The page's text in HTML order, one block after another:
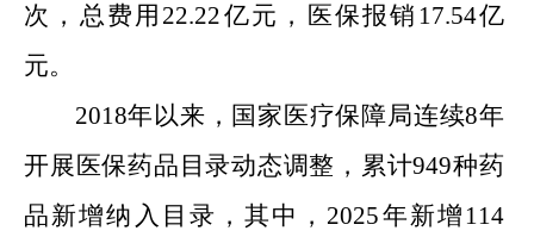
次，总费用 22.22亿元，医保报销 17.54亿
元。
2018年 以来， 国家医疗保障局连续8年
开展医保药品目录动态调整，累计949种药
品新增纳入目录，其中 ， 2025年新增 114